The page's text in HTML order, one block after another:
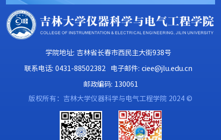
学院地址: 吉林省长春市西民主大街938号
联系电话: 0431-88502382 电子邮件: ciee@jlu.edu.cn
邮政编码: 130061
版权所有：吉林大学仪器科学与电气工程学院 2024 ©